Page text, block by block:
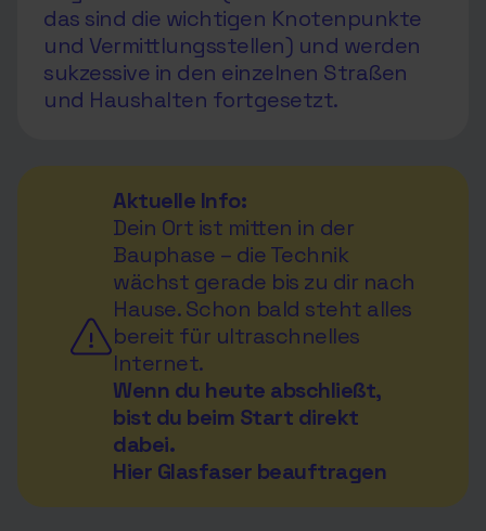
das sind die wichtigen Knotenpunkte
und Vermittlungsstellen) und werden
sukzessive in den einzelnen Straßen
und Haushalten fortgesetzt.
Aktuelle Info:
Dein Ort ist mitten in der
Bauphase – die Technik
wächst gerade bis zu dir nach
Hause. Schon bald steht alles
bereit für ultraschnelles
Internet.
Wenn du heute abschließt,
bist du beim Start direkt
dabei.
Hier Glasfaser beauftragen